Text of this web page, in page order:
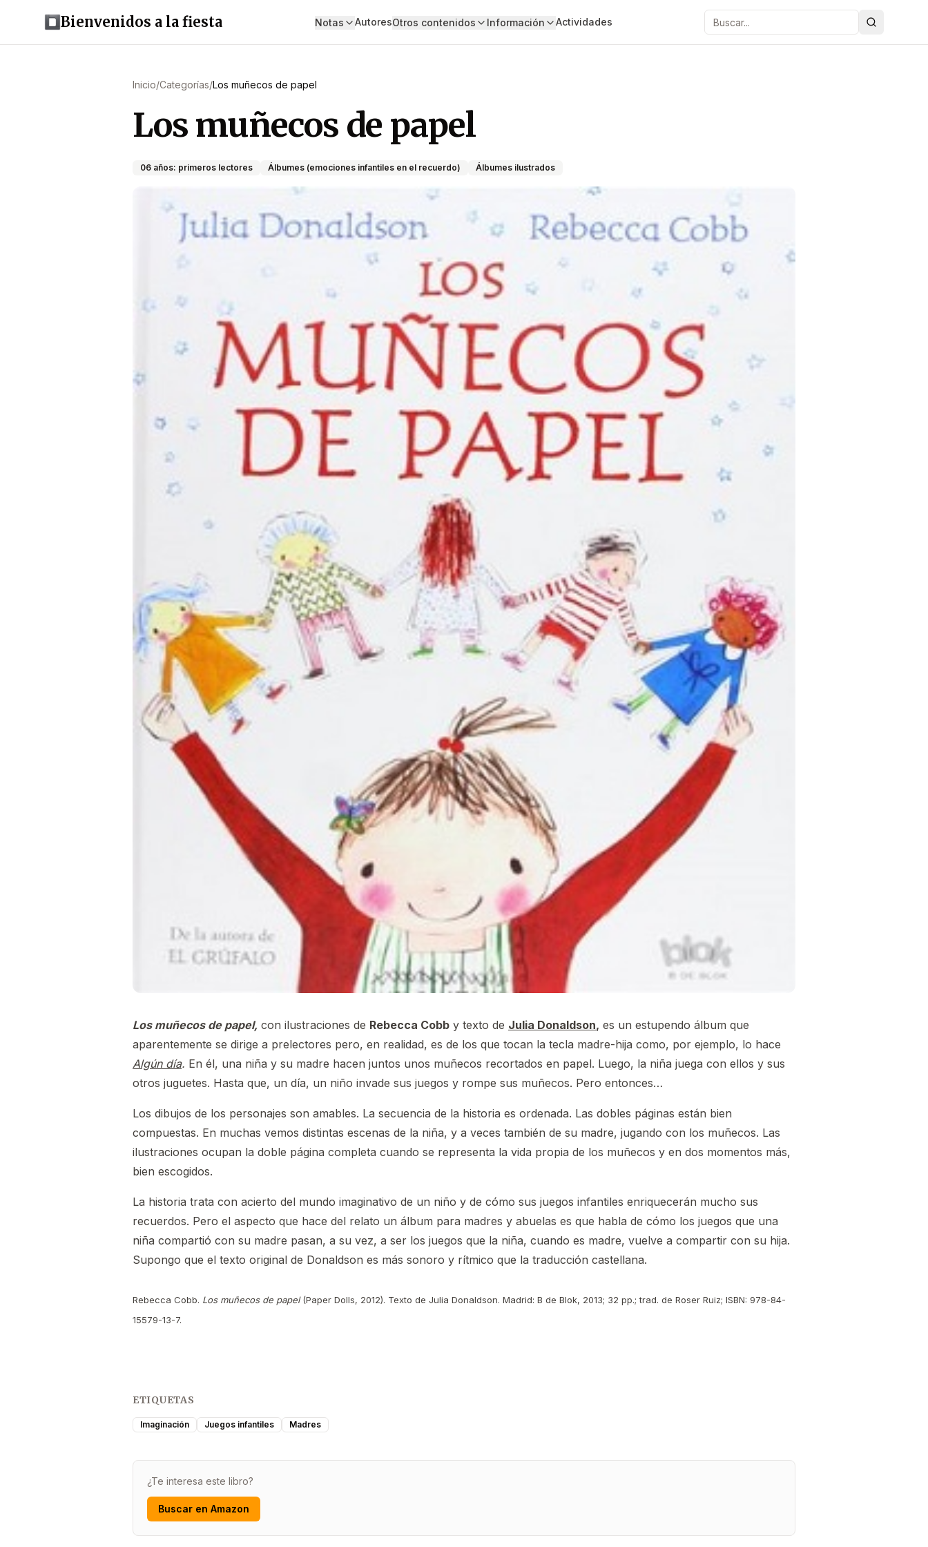
Bienvenidos a la fiesta Notas AutoresOtros contenidos Información Actividades Buscar
Inicio/Categorías/Los muñecos de papel
Los muñecos de papel
06 años: primeros lectores Álbumes (emociones infantiles en el recuerdo) Álbumes ilustrados
Los muñecos de papel, con ilustraciones de Rebecca Cobb y texto de Julia Donaldson, es un estupendo álbum que
aparentemente se dirige a prelectores pero, en realidad, es de los que tocan la tecla madre-hija como, por ejemplo, lo hace
Algún día. En él, una niña y su madre hacen juntos unos muñecos recortados en papel. Luego, la niña juega con ellos y sus
otros juguetes. Hasta que, un día, un niño invade sus juegos y rompe sus muñecos. Pero entonces…
Los dibujos de los personajes son amables. La secuencia de la historia es ordenada. Las dobles páginas están bien
compuestas. En muchas vemos distintas escenas de la niña, y a veces también de su madre, jugando con los muñecos. Las
ilustraciones ocupan la doble página completa cuando se representa la vida propia de los muñecos y en dos momentos más,
bien escogidos.
La historia trata con acierto del mundo imaginativo de un niño y de cómo sus juegos infantiles enriquecerán mucho sus
recuerdos. Pero el aspecto que hace del relato un álbum para madres y abuelas es que habla de cómo los juegos que una
niña compartió con su madre pasan, a su vez, a ser los juegos que la niña, cuando es madre, vuelve a compartir con su hija.
Supongo que el texto original de Donaldson es más sonoro y rítmico que la traducción castellana.
Rebecca Cobb. Los muñecos de papel(Paper Dolls, 2012). Texto de Julia Donaldson. Madrid: B de Blok, 2013; 32 pp.; trad. de Roser Ruiz; ISBN: 978-84-
15579-13-7.
ETIQUETAS
Imaginación Juegos infantiles Madres
¿Te interesa este libro?
Buscar en Amazon